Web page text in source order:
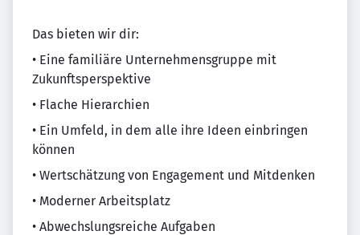
Das bieten wir dir:
• Eine familiäre Unternehmensgruppe mit
Zukunftsperspektive
• Flache Hierarchien
• Ein Umfeld, in dem alle ihre Ideen einbringen
können
• Wertschätzung von Engagement und Mitdenken
• Moderner Arbeitsplatz
• Abwechslungsreiche Aufgaben